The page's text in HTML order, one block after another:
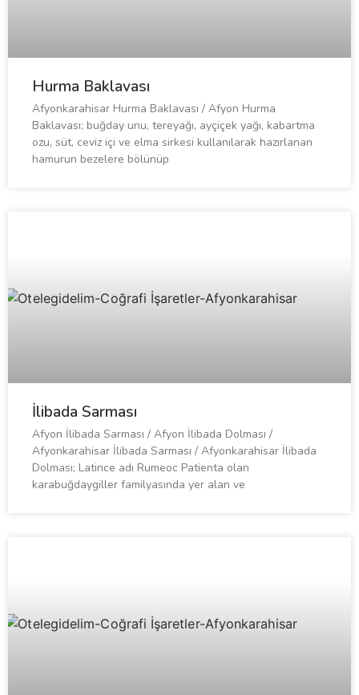
Hurma Baklavası
Afyonkarahisar Hurma Baklavası / Afyon Hurma
Baklavası; buğday unu, tereyağı, ayçiçek yağı, kabartma
ozu, süt, ceviz içi ve elma sirkesi kullanılarak hazırlanan
hamurun bezelere bölünüp
İlibada Sarması
Afyon İlibada Sarması / Afyon İlibada Dolması /
Afyonkarahisar İlibada Sarması / Afyonkarahisar İlibada
Dolması; Latince adı Rumeoc Patienta olan
karabuğdaygiller familyasında yer alan ve